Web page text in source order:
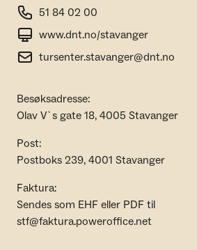
51 84 02 00
www.dnt.no/stavanger
tursenter.stavanger@dnt.no
Besøksadresse:
Olav V`s gate 18, 4005 Stavanger
Post:
Postboks 239, 4001 Stavanger
Faktura:
Sendes som EHF eller PDF til
stf@faktura.poweroffice.net